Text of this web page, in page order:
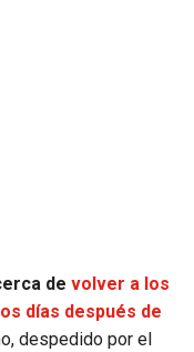
de volver a los
días después de
despedido por el